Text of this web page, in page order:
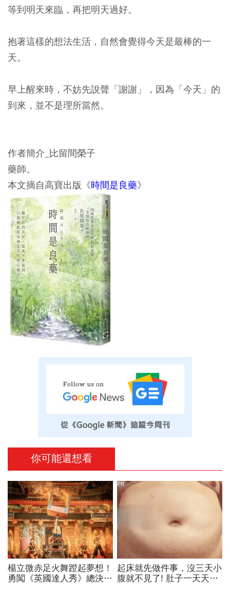
等到明天來臨，再把明天過好。
抱著這樣的想法生活，自然會覺得今天是最棒的一
天。
早上醒來時，不妨先說聲「謝謝」，因為「今天」的
到來，並不是理所當然。
作者簡介_比留間榮子
藥師。
本文摘自高寶出版《時間是良藥》
你可能還想看
楊立微赤足火舞蹬起夢想！
勇闖《英國達人秀》總決
起床就先做件事，沒三天小
腹就不見了! 肚子一天天變
PR